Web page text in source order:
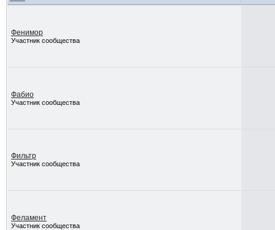
Фенимор
Участник сообщества
Фабио
Участник сообщества
Фильтр
Участник сообщества
Феламент
Участник сообщества